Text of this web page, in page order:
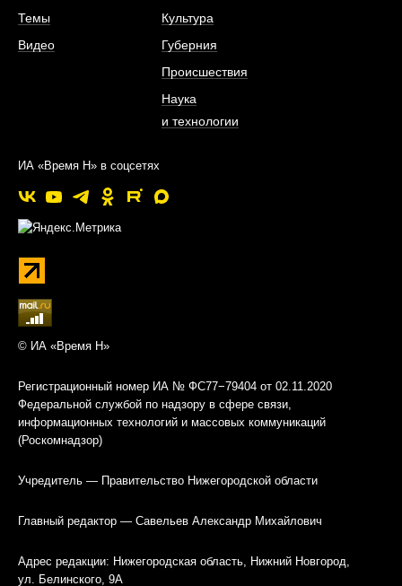
Темы
Видео
Культура
Губерния
Происшествия
Наука
и технологии
ИА «Время Н» в соцсетях
© ИА «Время Н»
Регистрационный номер ИА № ФС77−79404 от 02.11.2020
Федеральной службой по надзору в сфере связи,
информационных технологий и массовых коммуникаций
(Роскомнадзор)
Учредитель — Правительство Нижегородской области
Главный редактор — Савельев Александр Михайлович
Адрес редакции: Нижегородская область, Нижний Новгород,
ул. Белинского, 9А